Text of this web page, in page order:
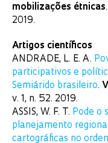
mobilizações étnicas
2019.
Artigos científicos
ANDRADE, L. E. A.
participativos e
Semiárido brasileiro.
v. 1, n. 52. 2019.
ASSIS, W. F. T. Pode o
planejamento
cartográficas no